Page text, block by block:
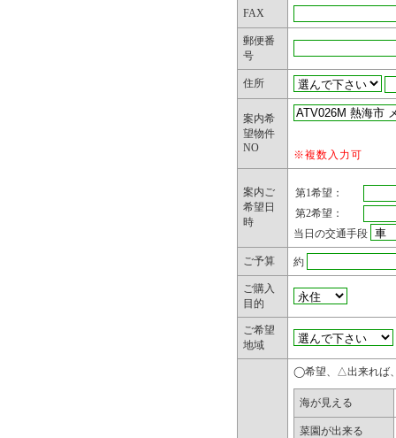
2. 個人情報
弊社は、業
個人情報を
開示する
小限の個
に限定しま
3. 第三者へ
弊社が、
情報は、
はありませ
4. 保有個人
FAX
郵便番
号
住所
案内希
望物件
NO
※複数入力可
案内ご
希望日
時
第1希望：
第2希望：
当日の交通手段
ご予算 約
ご購入
目的
ご希望
地域
◯希望、△出来れば
海が見える
菜園が出来る